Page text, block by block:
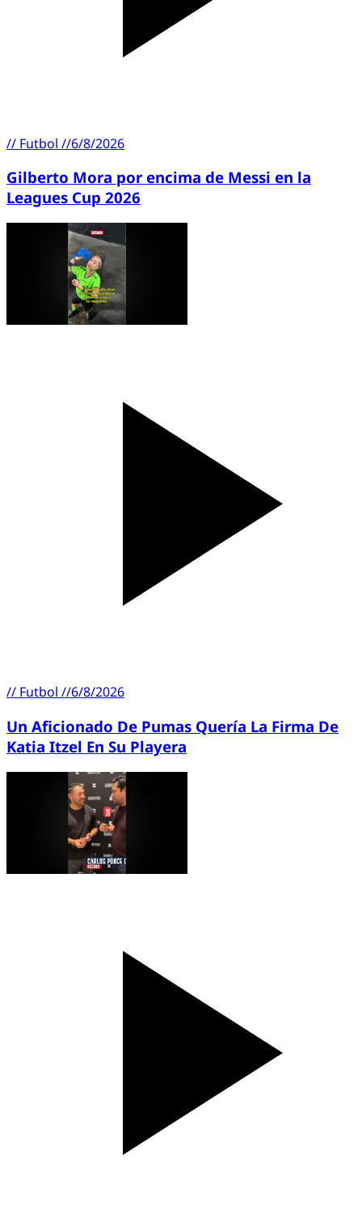
// Futbol //6/8/2026
Gilberto Mora por encima de Messi en la
Leagues Cup 2026
// Futbol //6/8/2026
Un Aficionado De Pumas Quería La Firma De
Katia Itzel En Su Playera